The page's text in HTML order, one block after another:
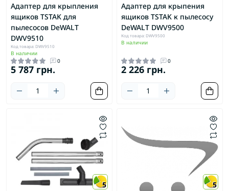
Адаптер для крыпления
ящиков TSTAK для
пылесосов DeWALT
DWV9510
Код товара: DWV9510
В наличии
0
5 787 грн.
Адаптер для крыпения
ящиков TSTAK к пылесосу
DeWALT DWV9500
Код товара: DWV9500
В наличии
0
2 226 грн.
5
5